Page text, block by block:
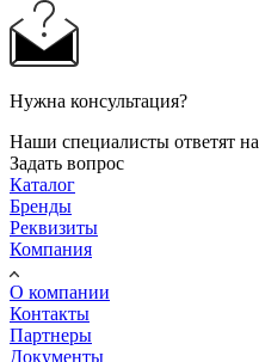
Нужна консультация?
Наши специалисты ответят
Задать вопрос
Каталог
Бренды
Реквизиты
Компания
О компании
Контакты
Партнеры
Документы